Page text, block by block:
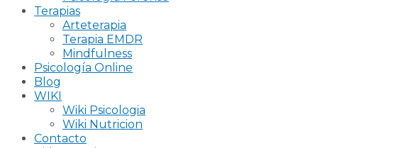
Terapias
Arteterapia
Terapia EMDR
Mindfulness
Psicología Online
Blog
WIKI
Wiki Psicologia
Wiki Nutricion
Contacto